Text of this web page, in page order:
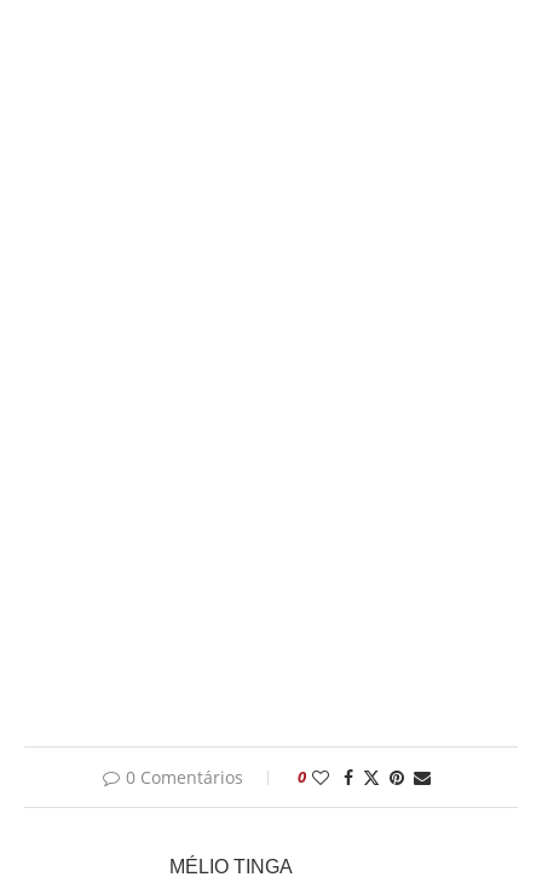
0 Comentários 0
MÉLIO TINGA